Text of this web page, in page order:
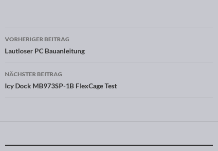
Beitragsnavigation
VORHERIGER BEITRAG
Lautloser PC Bauanleitung
NÄCHSTER BEITRAG
Icy Dock MB973SP-1B FlexCage Test